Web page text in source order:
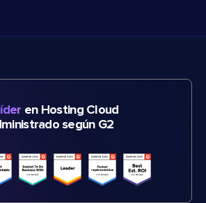
en Hosting Cloud
según G2